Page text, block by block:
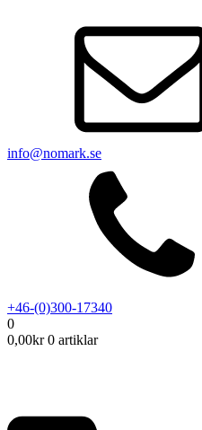
info@nomark.se
+46-(0)300-17340
0
0,00kr 0 artiklar